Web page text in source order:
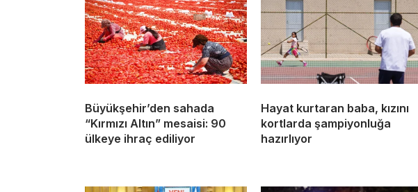
Büyükşehir’den sahada
“Kırmızı Altın” mesaisi: 90
ülkeye ihraç ediliyor
Hayat kurtaran baba, kızını
kortlarda şampiyonluğa
hazırlıyor